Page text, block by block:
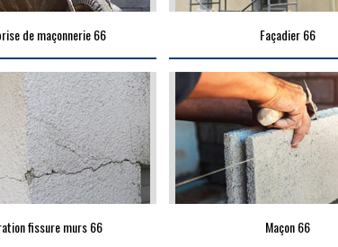
de maçonnerie 66 Façadier 66
fissure murs 66 Maçon 66